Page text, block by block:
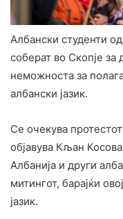
Албански студенти
соберат во Скопје за
неможноста за
албански јазик.
Се очекува
објавува Кљан
Албанија и други
митингот, барајќи
јазик.